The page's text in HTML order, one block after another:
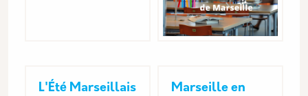
L'Été Marseillais
Marseille en